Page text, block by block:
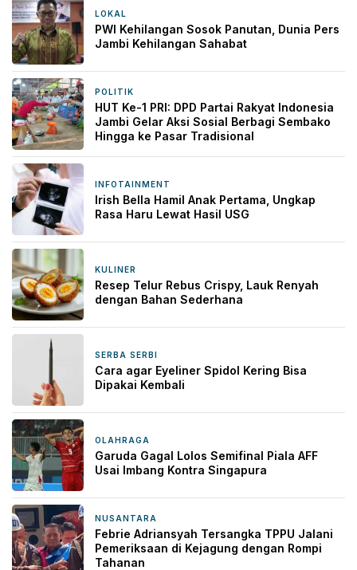
LOKAL
PWI Kehilangan Sosok Panutan, Dunia Pers
Jambi Kehilangan Sahabat
POLITIK
HUT Ke-1 PRI: DPD Partai Rakyat Indonesia
Jambi Gelar Aksi Sosial Berbagi Sembako
Hingga ke Pasar Tradisional
INFOTAINMENT
Irish Bella Hamil Anak Pertama, Ungkap
Rasa Haru Lewat Hasil USG
KULINER
Resep Telur Rebus Crispy, Lauk Renyah
dengan Bahan Sederhana
SERBA SERBI
Cara agar Eyeliner Spidol Kering Bisa
Dipakai Kembali
OLAHRAGA
Garuda Gagal Lolos Semifinal Piala AFF
Usai Imbang Kontra Singapura
NUSANTARA
Febrie Adriansyah Tersangka TPPU Jalani
Pemeriksaan di Kejagung dengan Rompi
Tahanan